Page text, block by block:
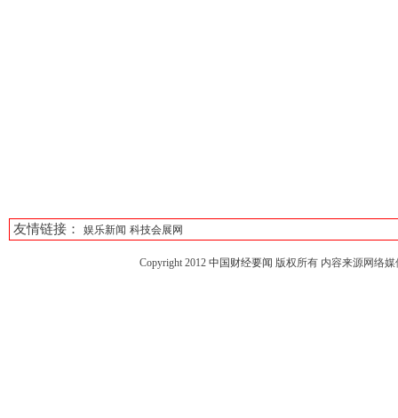
友情链接： 娱乐新闻 科技会展网
Copyright 2012 中国财经要闻 版权所有 内容来源网络